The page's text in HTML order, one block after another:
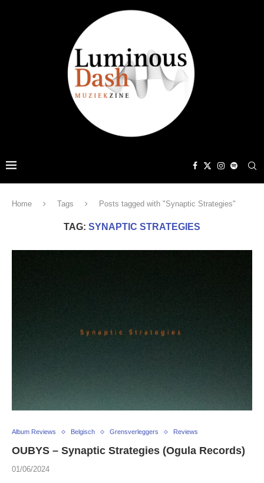
Home Tags Posts tagged with "Synaptic Strategies"
TAG: SYNAPTIC STRATEGIES
Album Reviews Belgisch Grensverleggers Reviews
OUBYS – Synaptic Strategies (Ogula Records)
01/06/2024